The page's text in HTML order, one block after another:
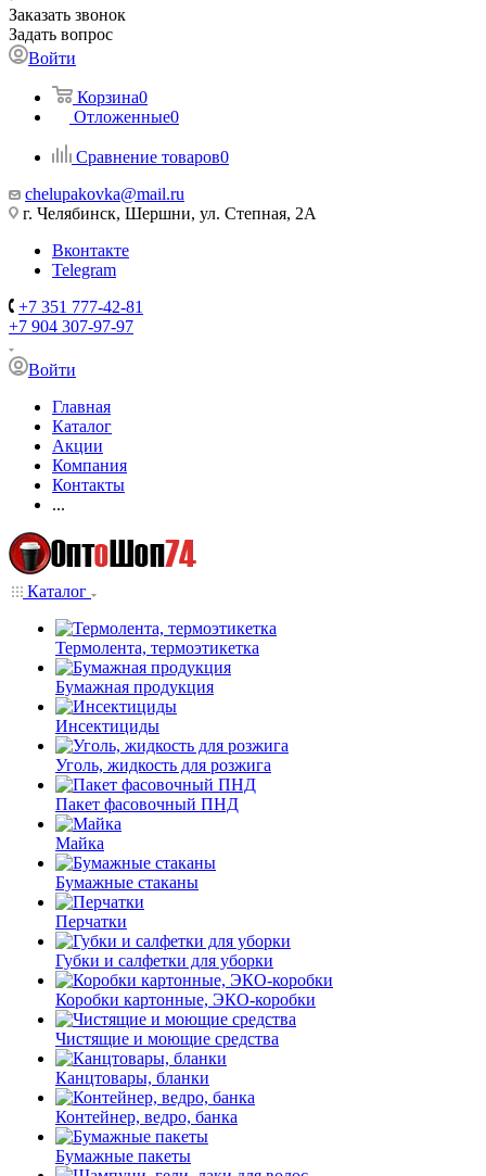
Заказать звонок
Задать вопрос
Войти
Корзина0
Отложенные0
Сравнение товаров0
chelupakovka@mail.ru
г. Челябинск, Шершни, ул. Степная, 2А
Вконтакте
Telegram
+7 351 777-42-81
+7 904 307-97-97
Войти
Главная
Каталог
Акции
Компания
Контакты
...
Каталог
Термолента, термоэтикетка
Бумажная продукция
Инсектициды
Уголь, жидкость для розжига
Пакет фасовочный ПНД
Майка
Бумажные стаканы
Перчатки
Губки и салфетки для уборки
Коробки картонные, ЭКО-коробки
Чистящие и моющие средства
Канцтовары, бланки
Контейнер, ведро, банка
Бумажные пакеты